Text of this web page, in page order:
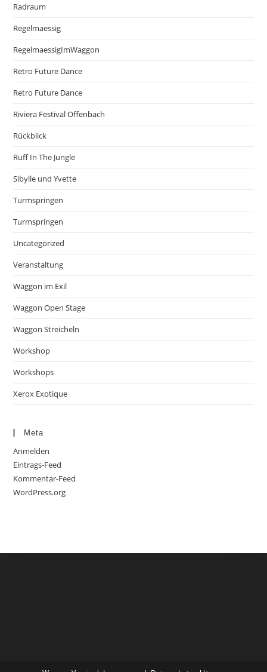
Radraum
Regelmaessig
RegelmaessigImWaggon
Retro Future Dance
Retro Future Dance
Riviera Festival Offenbach
Rückblick
Ruff In The Jungle
Sibylle und Yvette
Turmspringen
Turmspringen
Uncategorized
Veranstaltung
Waggon im Exil
Waggon Open Stage
Waggon Streicheln
Workshop
Workshops
Xerox Exotique
Meta
Anmelden
Eintrags-Feed
Kommentar-Feed
WordPress.org